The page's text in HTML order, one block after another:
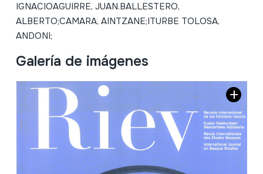
IGNACIOAGUIRRE, JUAN.BALLESTERO,
ALBERTO;CAMARA, AINTZANE;ITURBE TOLOSA,
ANDONI;
Galería de imágenes